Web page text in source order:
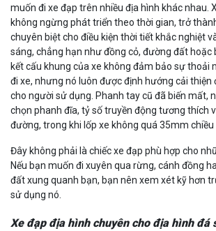
muốn đi xe đạp trên nhiều địa hình khác nhau.
không ngừng phát triển theo thời gian, trở
chuyên biệt cho điều kiện thời tiết khắc nghiệt
sáng, chẳng hạn như đồng cỏ, đường đất hoặc
kết cấu khung của xe không đảm bảo sự thoải
đi xe, nhưng nó luôn được định hướng cải
cho người sử dụng. Phanh tay cũ đã biến mất,
chọn phanh đĩa, tỷ số truyền động tương thích
đường, trong khi lốp xe không quá 35mm chiều
Đây không phải là chiếc xe đạp phù hợp cho
Nếu bạn muốn đi xuyên qua rừng, cánh đồng
đất xung quanh bạn, bạn nên xem xét kỹ hơn
sử dụng nó.
Xe đạp địa hình chuyên cho địa hình đá